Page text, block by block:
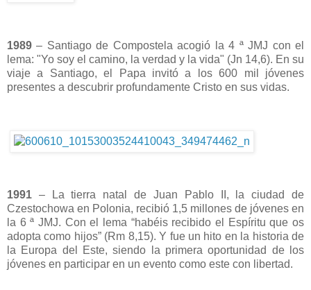
1989 – Santiago de Compostela acogió la 4 ª JMJ con el
lema: "Yo soy el camino, la verdad y la vida" (Jn 14,6). En su
viaje a Santiago, el Papa invitó a los 600 mil jóvenes
presentes a descubrir profundamente Cristo en sus vidas.
1991 – La tierra natal de Juan Pablo II, la ciudad de
Czestochowa en Polonia, recibió 1,5 millones de jóvenes en
la 6 ª JMJ. Con el lema “habéis recibido el Espíritu que os
adopta como hijos” (Rm 8,15). Y fue un hito en la historia de
la Europa del Este, siendo la primera oportunidad de los
jóvenes en participar en un evento como este con libertad.